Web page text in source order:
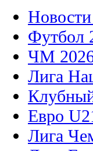
Футбол
ЧМ
Лига
Евро
Лига